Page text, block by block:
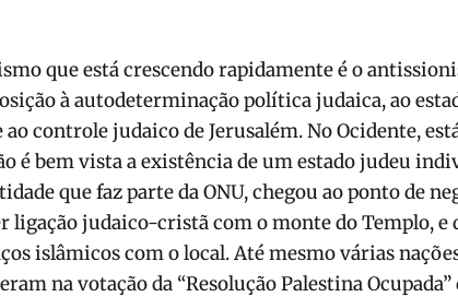
que está crescendo rapidamente é o
à autodeterminação política judaica, ao
controle judaico de Jerusalém. No Ocidente,
é bem vista a existência de um estado judeu
que faz parte da ONU, chegou ao ponto de
ligação judaico-cristã com o monte do Templo, e
islâmicos com o local. Até mesmo várias
na votação da “Resolução Palestina Ocupada”